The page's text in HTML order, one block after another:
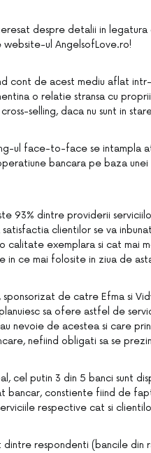
despre detalii in
website-ul AngelsofLove.ro!
cont de acest mediu aflat
o relatie stransa cu
selling, daca nu sunt in
ul face-to-face se intampla
bancara pe baza
93% dintre providerii
clientilor se va
calitate exemplara si cat mai
in ce mai folosite in ziua de
sponsorizat de catre Efma si
sa ofere astfel de
nevoie de acestea si care
nefiind obligati sa se
cel putin 3 din 5 banci sunt
bancar, constiente fiind de
respective cat si
dintre respondenti (bancile din